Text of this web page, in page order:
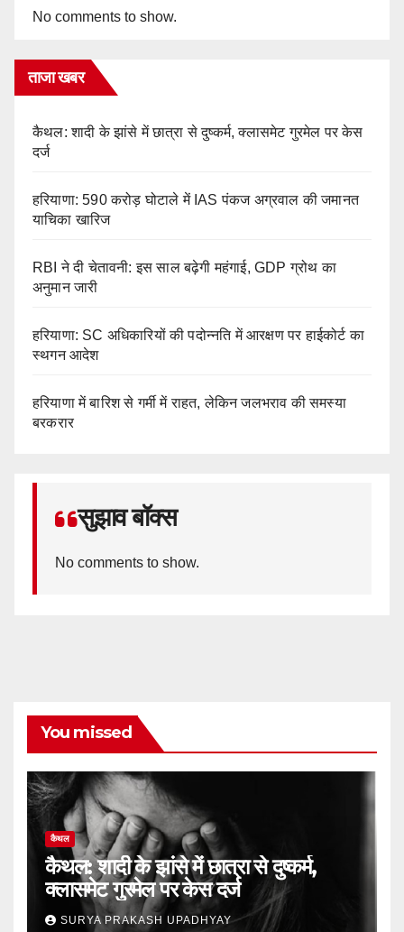
No comments to show.
ताजा खबर
कैथल: शादी के झांसे में छात्रा से दुष्कर्म, क्लासमेट गुरमेल पर केस
दर्ज
हरियाणा: 590 करोड़ घोटाले में IAS पंकज अग्रवाल की जमानत
याचिका खारिज
RBI ने दी चेतावनी: इस साल बढ़ेगी महंगाई, GDP ग्रोथ का
अनुमान जारी
हरियाणा: SC अधिकारियों की पदोन्नति में आरक्षण पर हाईकोर्ट का
स्थगन आदेश
हरियाणा में बारिश से गर्मी में राहत, लेकिन जलभराव की समस्या
बरकरार
सुझाव बॉक्स
No comments to show.
You missed
कैथल
कैथल: शादी के झांसे में छात्रा से दुष्कर्म,
क्लासमेट गुरमेल पर केस दर्ज
SURYA PRAKASH UPADHYAY